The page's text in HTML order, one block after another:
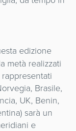
edizione
metà realizzati
Brasile,
UK, Benin,
sarà un
e